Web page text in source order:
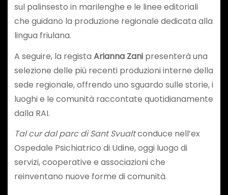
sul palinsesto in marilenghe e le linee editoriali
che guidano la produzione regionale dedicata alla
lingua friulana.
A seguire, la regista Arianna Zanipresenterà una
selezione delle più recenti produzioni interne della
sede regionale, offrendo uno sguardo sulle storie, i
luoghi e le comunità raccontate quotidianamente
dalla RAI.
Tal cur dal parc di Sant Svualtconduce nell’ex
Ospedale Psichiatrico di Udine, oggi luogo di
servizi, cooperative e associazioni che
reinventano nuove forme di comunità.